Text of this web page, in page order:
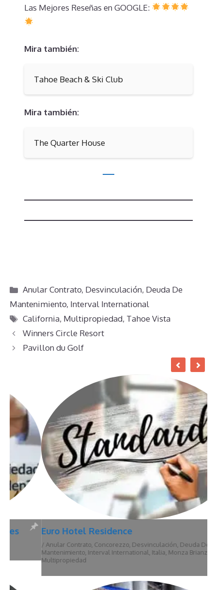
Las Mejores Reseñas en GOOGLE:
Mira también:
Tahoe Beach & Ski Club
Mira también:
The Quarter House
Categorías
Anular Contrato, Desvinculación, Deuda De
Mantenimiento, Interval International
Etiquetas
California, Multipropiedad, Tahoe Vista
Winners Circle Resort
Pavillon du Golf
Euro Hotel Residence
Anular Contrato,Concorezzo,Desvinculación,Deuda De
Mantenimiento,Interval International,Italia,Monza Brianza,
Multipropiedad